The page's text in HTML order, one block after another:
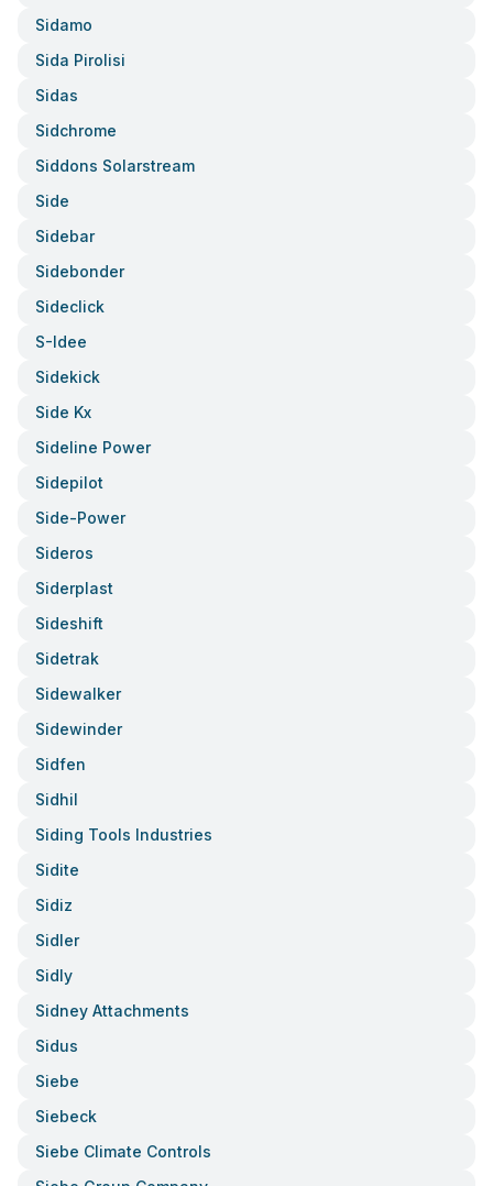
Sidamo
Sida Pirolisi
Sidas
Sidchrome
Siddons Solarstream
Side
Sidebar
Sidebonder
Sideclick
S-Idee
Sidekick
Side Kx
Sideline Power
Sidepilot
Side-Power
Sideros
Siderplast
Sideshift
Sidetrak
Sidewalker
Sidewinder
Sidfen
Sidhil
Siding Tools Industries
Sidite
Sidiz
Sidler
Sidly
Sidney Attachments
Sidus
Siebe
Siebeck
Siebe Climate Controls